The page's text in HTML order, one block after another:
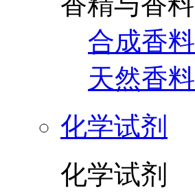
合成香料
天然香料
化学试剂
化学试剂